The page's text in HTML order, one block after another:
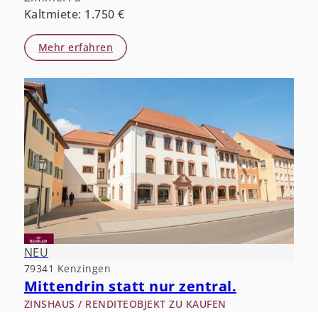
Kaltmiete: 1.750 €
Mehr erfahren
NEU
79341 Kenzingen
Mittendrin statt nur zentral.
ZINSHAUS / RENDITEOBJEKT ZU KAUFEN